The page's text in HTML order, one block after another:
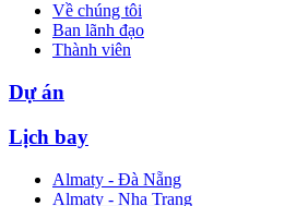
Về chúng tôi
Ban lãnh đạo
Thành viên
Dự án
Lịch bay
Almaty - Đà Nẵng
Almaty - Nha Trang